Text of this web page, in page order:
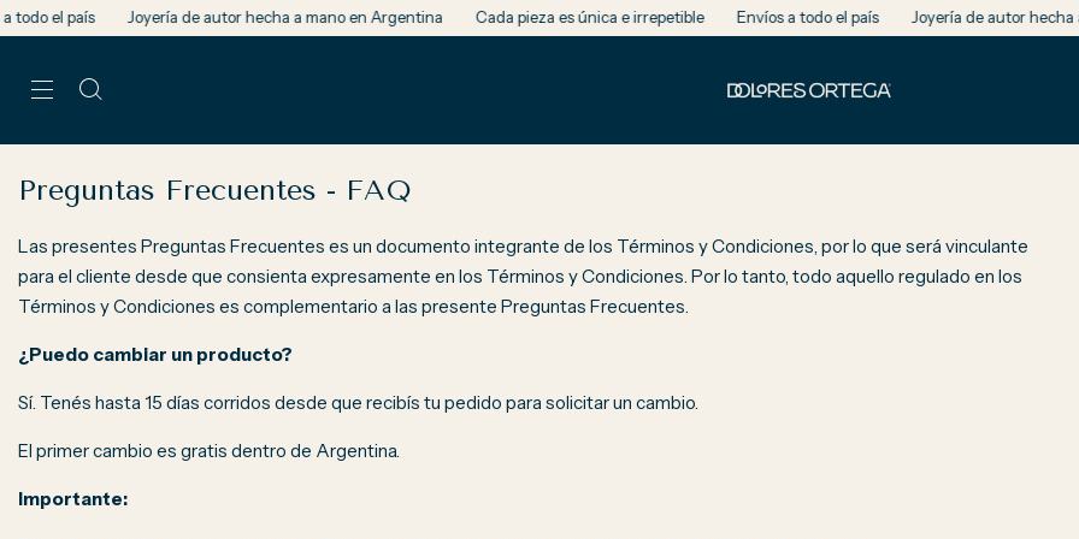
Joyería de autor hecha a mano en Argentina Cada pieza es única e irrepetible Envíos a todo el país Joyería de autor hecha a mano en
Preguntas Frecuentes - FAQ
Las presentes Preguntas Frecuentes es un documento integrante de los Términos y Condiciones, por lo que será vinculante
para el cliente desde que consienta expresamente en los Términos y Condiciones. Por lo tanto, todo aquello regulado en los
Términos y Condiciones es complementario a las presente Preguntas Frecuentes.
¿Puedo cambiar un producto?
Sí. Tenés hasta 15 días corridos desde que recibís tu pedido para solicitar un cambio.
El primer cambio es gratis dentro de Argentina.
Importante: